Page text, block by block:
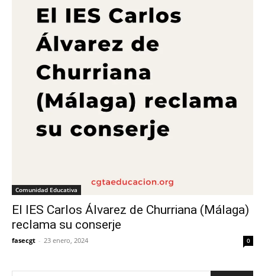
Comunidad Educativa
El IES Carlos Álvarez de Churriana (Málaga)
reclama su conserje
fasecgt - 23 enero, 2024 0